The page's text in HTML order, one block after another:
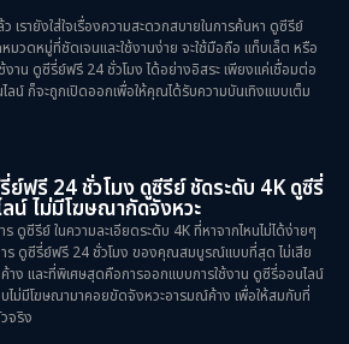
เรายังใส่ใจเรื่องความสะดวกสบายในการค้นหา ดูซีรีย์
วดหมู่ที่ชัดเจนและใช้งานง่าย จะใช้มือถือ แท็บเล็ต หรือ
งาน ดูซีรี่ย์ฟรี 24 ชั่วโมง ได้อย่างอิสระ เพียงแค่เชื่อมต่อ
ลน์ ก็จะถูกเปิดออกเพื่อให้คุณได้รับความบันเทิงแบบเต็ม
ฟรี 24 ชั่วโมง ดูซีรีย์ ชัดระดับ 4K ดูซีรี่
น์ ไม่มีโฆษณากัดจังหวะ
ดูซีรีย์ ในความละเอียดระดับ 4K ที่หาจากไหนไม่ได้ง่ายๆ
าร ดูซีรี่ย์ฟรี 24 ชั่วโมง ของคุณสมบูรณ์แบบที่สุด ไม่เสีย
ง และที่พิเศษสุดคือการออกแบบการใช้งาน ดูซีรี่ออนไลน์
ไม่มีโฆษณามาคอยขัดจังหวะอารมณ์ค้าง เพื่อให้สมกับที่
จริง